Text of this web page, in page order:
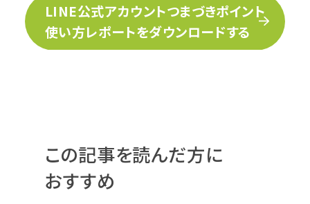
LINE公式アカウントつまづきポイント
使い方レポートをダウンロードする
この記事を読んだ方に
おすすめ